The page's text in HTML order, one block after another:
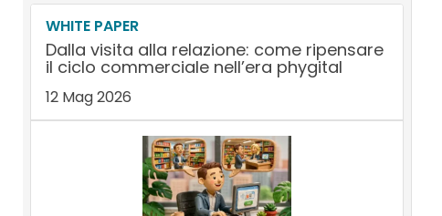
WHITE PAPER
Dalla visita alla relazione: come ripensare
il ciclo commerciale nell’era phygital
12 Mag 2026